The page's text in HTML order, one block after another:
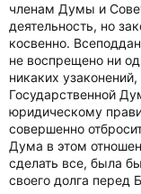
членам Думы и
деятельность, но
косвенно.
не воспрещено ни
никаких
Государственной
юридическому
совершенно
Дума в этом
сделать все, была
своего долга перед